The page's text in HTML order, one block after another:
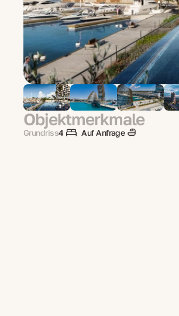
Objektmerkmale
Grundriss4 Auf Anfrage